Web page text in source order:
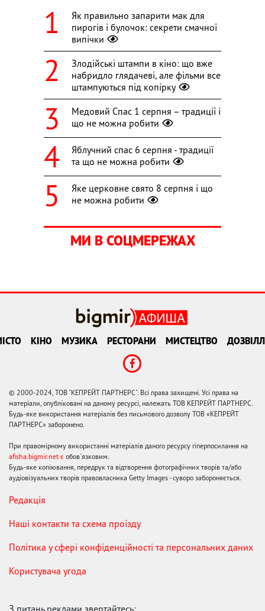
Як правильно запарити мак для
пирогів і булочок: секрети смачної
випічки
Злодійські штампи в кіно: що вже
набридло глядачеві, але фільми все
штампуються під копірку
Медовий Спас 1 серпня – традиції і
що не можна робити
Яблучний спас 6 серпня - традиції
та що не можна робити
Яке церковне свято 8 серпня і що
не можна робити
МИ В СОЦМЕРЕЖАХ
КІНО МУЗИКА РЕСТОРАНИ МИСТЕЦТВО
© 2000-2024, ТОВ "КЕПРЕЙТ ПАРТНЕРС". Всі права захищені. Усі права на
матеріали, опубліковані на даному ресурсі, належать ТОВ КЕПРЕЙТ ПАРТНЕРС.
Будь-яке використання матеріалів без письмового дозволу ТОВ «КЕПРЕЙТ
ПАРТНЕРС» заборонено.
При правомірному використанні матеріалів даного ресурсу гіперпосилання на
afisha.bigmir.net є обов'язковим.
Будь-яке копіювання, передрук та відтворення фотографічних творів та/або
аудіовізуальних творів правовласника Getty Images - суворо забороняється.
Редакція
Наші контакти та схема проїзду
Політика у сфері конфіденційності та персональних даних
Користувача угода